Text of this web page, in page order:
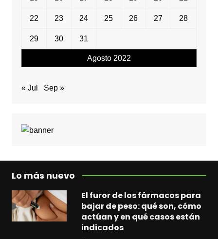
Agosto 2022
22 23 24 25 26 27 28
29 30 31
« Jul Sep »
Lo más nuevo
El furor de los fármacos para
bajar de peso: qué son, cómo
actúan y en qué casos están
indicados